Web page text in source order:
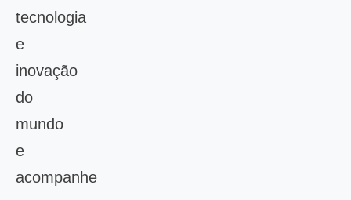
tecnologia
e
inovação
do
mundo
e
acompanhe